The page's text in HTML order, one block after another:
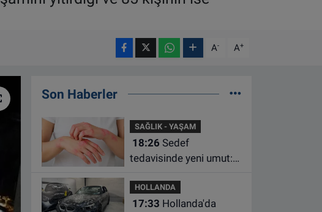
A- A+
Son Haberler
SAĞLIK - YAŞAM
18:26
tedavisinde yeni umut:
iyileşmediği bulundu
HOLLANDA
17:33